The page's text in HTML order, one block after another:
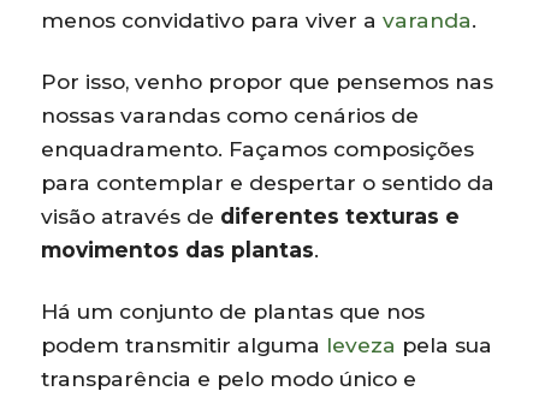
menos convidativo para viver avaranda.
Por isso, venho propor que pensemos nas
nossas varandas como cenários de
enquadramento. Façamos composições
para contemplar e despertar o sentido da
visão através de diferentes texturas e
movimentos das plantas.
Há um conjunto de plantas que nos
podem transmitir alguma leveza pela sua
transparência e pelo modo único e